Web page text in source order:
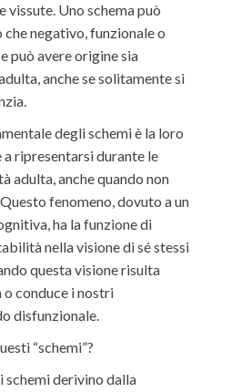
vissute. Uno schema può
negativo, funzionale o
può avere origine sia
anche se solitamente si
degli schemi è la loro
ripresentarsi durante le
adulta, anche quando non
fenomeno, dovuto a un
ha la funzione di
nella visione di sé stessi
questa visione risulta
conduce i nostri
disfunzionale.
“schemi”?
schemi derivino dalla